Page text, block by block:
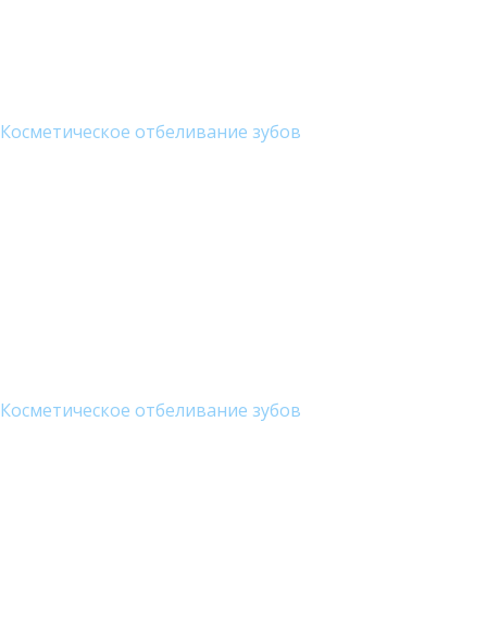
Косметическое отбеливание зубов
Косметическое отбеливание зубов